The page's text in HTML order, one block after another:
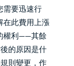
需要迅速行
在此費用上漲
權利——其餘
的原因是什
則變更，作